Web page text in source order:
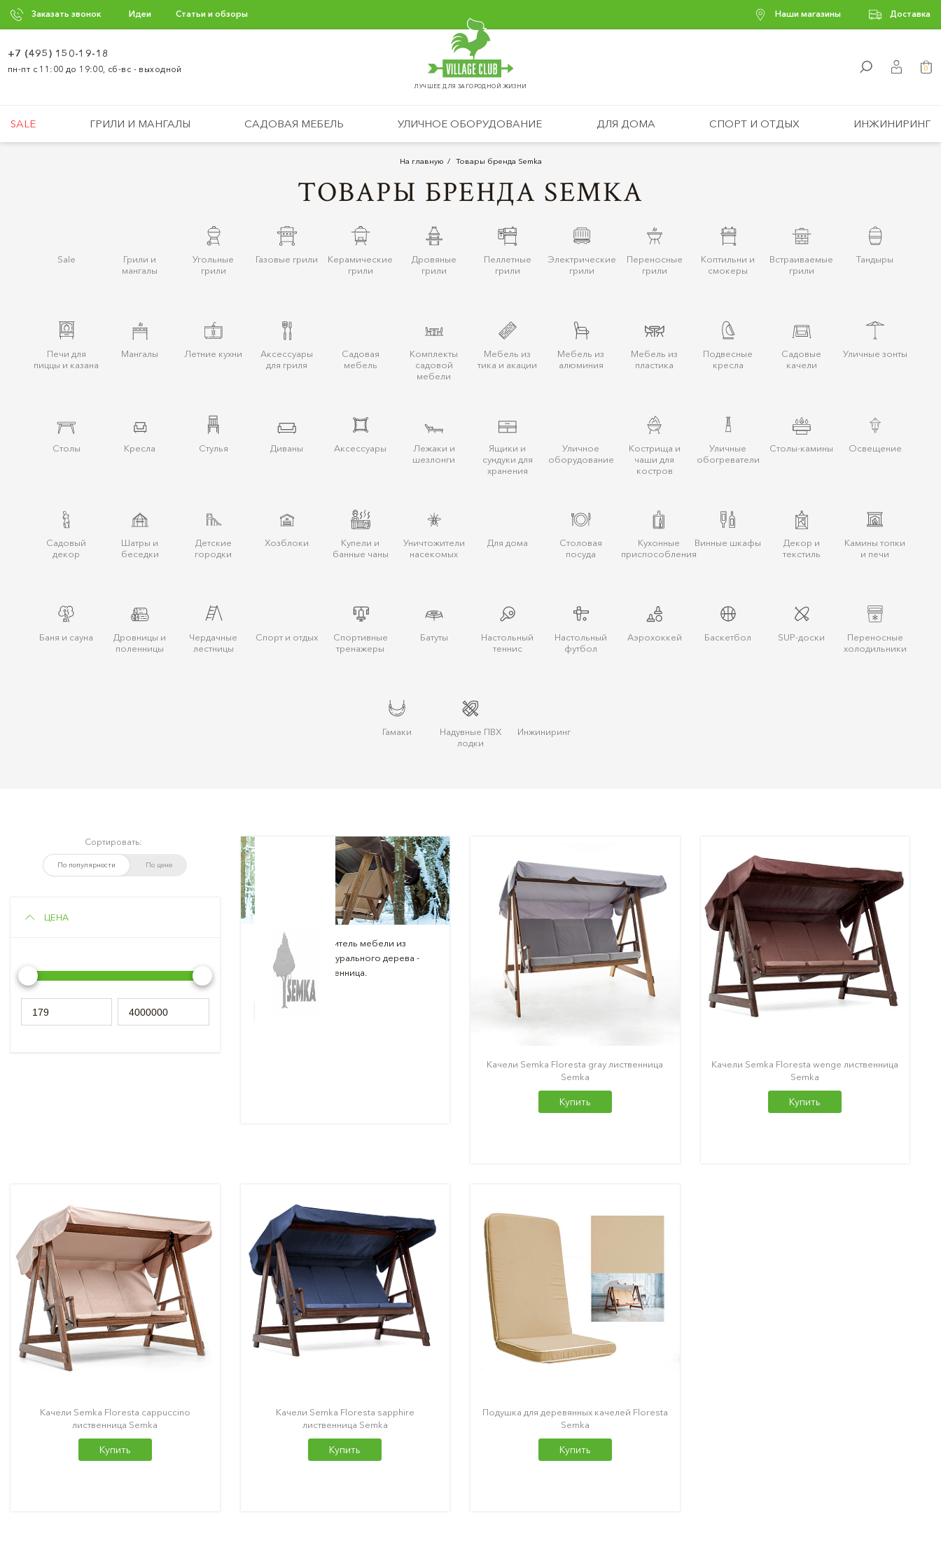
Заказать звонок Идеи Статьи и обзоры Наши магазины Доставка
ЛУЧШЕЕ ДЛЯ ЗАГОРОДНОЙ ЖИЗНИ
+7 (495) 150-19-18
пн-пт с 11:00 до 19:00, сб-вс - выходной 0
SALE ГРИЛИ И МАНГАЛЫ САДОВАЯ МЕБЕЛЬ УЛИЧНОЕ ОБОРУДОВАНИЕ ДЛЯ ДОМА СПОРТ И ОТДЫХ ИНЖИНИРИНГ
На главную Товары бренда Semka
ТОВАРЫ БРЕНДА SEMKA
Sale
Грили и
мангалы
Угольные
грили
Газовые грили
Керамические
грили
Дровяные
грили
Пеллетные
грили
Электрические
грили
Переносные
грили
Коптильни и
смокеры
Встраиваемые
грили
Тандыры
Печи для
пиццы и казана
Мангалы Летние кухни
Аксессуары
для гриля
Садовая
мебель
Комплекты
садовой
мебели
Мебель из
тика и акации
Мебель из
алюминия
Мебель из
пластика
Подвесные
кресла
Садовые
качели
Уличные зонты
Столы Кресла Стулья Диваны Аксессуары
Лежаки и
шезлонги
Ящики и
сундуки для
хранения
Уличное
оборудование
Кострища и
чаши для
костров
Уличные
обогреватели
Столы-камины Освещение
Cадовый
декор
Шатры и
беcедки
Детские
городки
Хозблоки
Купели и
банные чаны
Уничтожители
насекомых
Для дома
Столовая
посуда
Кухонные
приспособления
Винные шкафы
Декор и
текстиль
Камины топки
и печи
Баня и сауна
Дровницы и
поленницы
Чердачные
лестницы
Спорт и отдых
Спортивные
тренажеры
Батуты
Настольный
теннис
Настольный
футбол
Аэрохоккей Баскетбол SUP-доски
Переносные
холодильники
Гамаки
Надувные ПВХ
лодки
Инжиниринг
Сортировать:
По популярности По цене
ЦЕНА
Semka - производитель мебели из
качественного натурального дерева -
Сосна, Дуб, Лиственница.
Подробнее
Качели Semka Floresta gray лиственница
Semka
Купить
Качели Semka Floresta wenge лиственница
Semka
Купить
Качели Semka Floresta cappuccino
лиственница Semka
Купить
Качели Semka Floresta sapphire
лиственница Semka
Купить
Подушка для деревянных качелей Floresta
Semka
Купить